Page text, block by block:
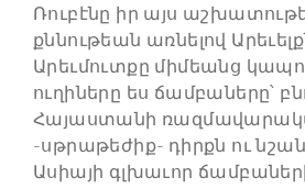
Ռուբէնը իր այս
քննութեան առնելով
Արեւմուտքը միմեանց
ուղիները ես ճամբաները՝
Հայաստանի
-սթրաթեժիք- դիրքն ու
Ասիայի գլխաւոր